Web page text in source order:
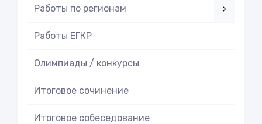
Работы по регионам
Работы ЕГКР
Олимпиады / конкурсы
Итоговое cочинение
Итоговое cобеседование